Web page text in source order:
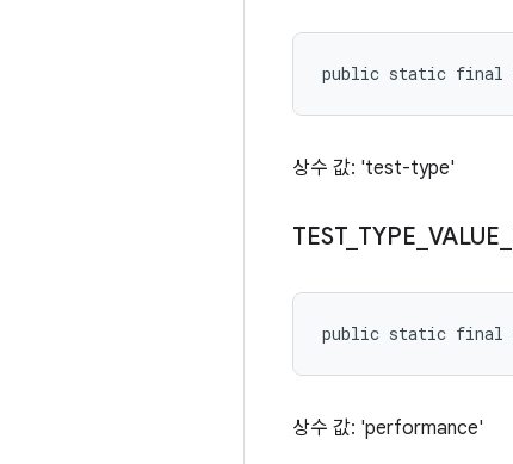
public static final
상수 값: 'test-type'
TEST_ TYPE VALUE
public static final
상수 값: 'performance'